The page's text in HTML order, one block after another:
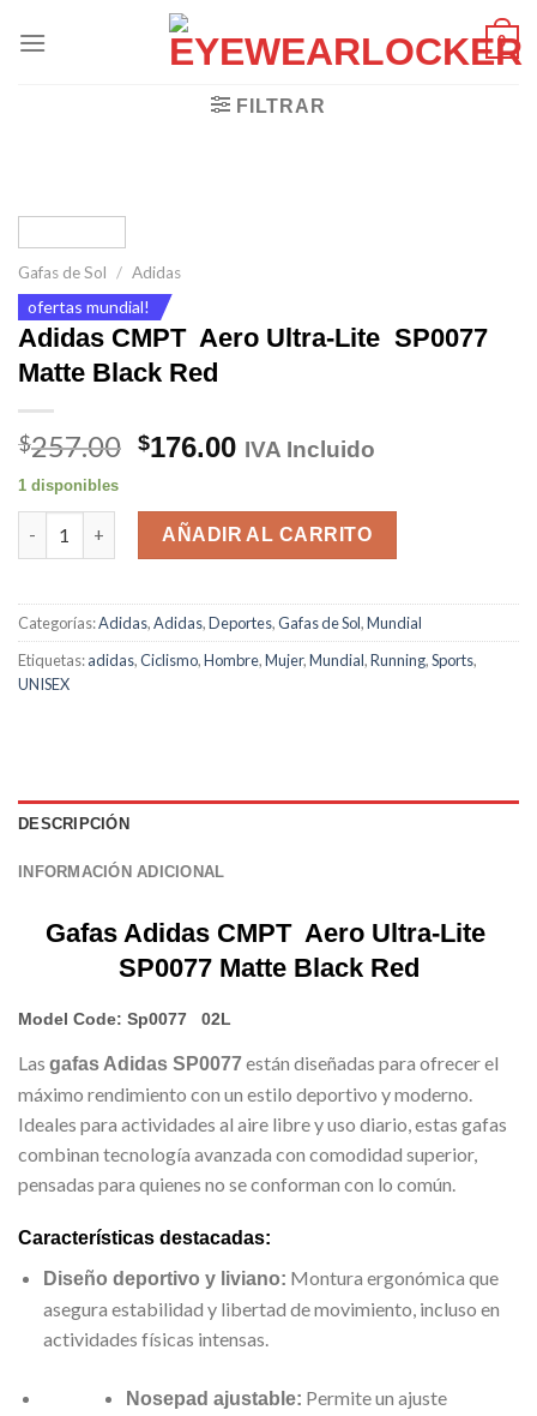
0
FILTRAR
Gafas de Sol / Adidas
ofertas mundial!
Adidas CMPT Aero Ultra-Lite SP0077
Matte Black Red
$257.00 El
era:
$257.00.
$176.00El
es:
$176.00.
IVA Incluido
1 disponibles
Adidas CMPT Aero Ultra-Lite SP0077 Matte Black Red cantidad
AÑADIR AL CARRITO
Categorías:Adidas,Adidas,Deportes,Gafas de Sol,Mundial
Etiquetas:adidas,Ciclismo,Hombre,Mujer,Mundial,Running,Sports,
UNISEX
DESCRIPCIÓN
INFORMACIÓN ADICIONAL
Gafas Adidas CMPT Aero Ultra-Lite
SP0077 Matte Black Red
Model Code: Sp0077 02L
Las gafas Adidas SP0077están diseñadas para ofrecer el
máximo rendimiento con un estilo deportivo y moderno.
Ideales para actividades al aire libre y uso diario, estas gafas
combinan tecnología avanzada con comodidad superior,
pensadas para quienes no se conforman con lo común.
Características destacadas:
Diseño deportivo y liviano: Montura ergonómica que
asegura estabilidad y libertad de movimiento, incluso en
actividades físicas intensas.
Nosepad ajustable: Permite un ajuste